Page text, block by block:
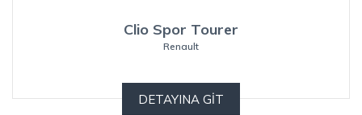
Clio Spor Tourer
Renault
DETAYINA GİT